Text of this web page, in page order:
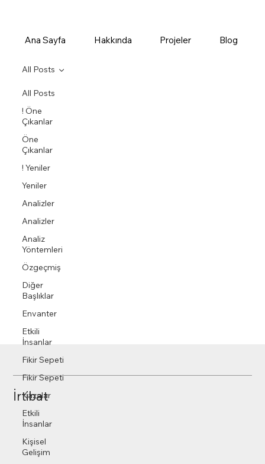
Ana Sayfa Hakkında Projeler Blog
All Posts
! Öne
Çıkanlar
Öne
Çıkanlar
! Yeniler
Yeniler
Analizler
Analizler
Analiz
Yöntemleri
Özgeçmiş
Diğer
Başlıklar
Envanter
Etkili
İnsanlar
Fikir Sepeti
Fikir Sepeti
Kazalar
Etkili
İnsanlar
Kişisel
Gelişim
All Posts
İrtibat